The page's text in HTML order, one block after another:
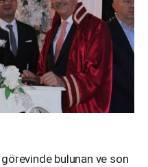
bulunan ve son